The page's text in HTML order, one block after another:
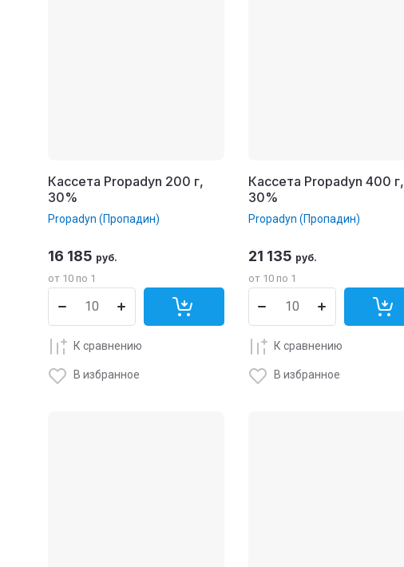
Кассета Propadyn 200 г,
30%
Propadyn (Пропадин)
16 185 руб.
от 10 по 1
К сравнению
В избранное
Кассета Propadyn 400 г,
30%
Propadyn (Пропадин)
21 135 руб.
от 10 по 1
К сравнению
В избранное